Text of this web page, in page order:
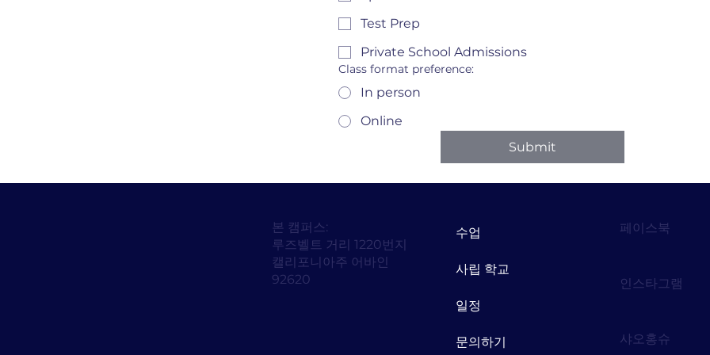
Test Prep
Private School Admissions
Class format preference:
In person
Online
Submit
본 캠퍼스:
루즈벨트 거리 1220번지
캘리포니아주 어바인
92620
수업
사립 학교
일정
문의하기
페이스북
인스타그램
샤오홍슈